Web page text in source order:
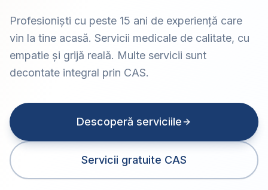
Profesioniști cu peste 15 ani de experiență care
vin la tine acasă. Servicii medicale de calitate, cu
empatie și grijă reală. Multe servicii sunt
decontate integral prin CAS.
Descoperă serviciile
Servicii gratuite CAS